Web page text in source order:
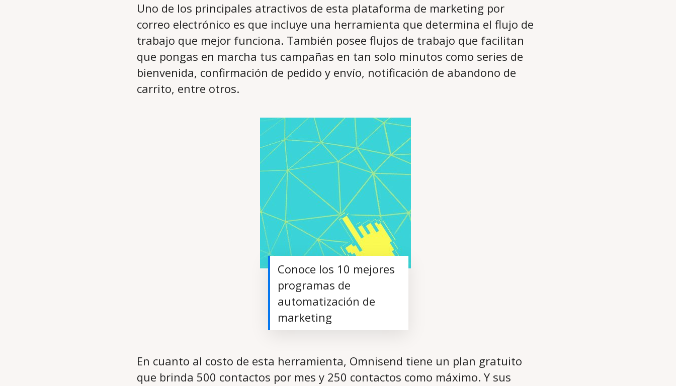
Uno de los principales atractivos de esta plataforma de marketing por
correo electrónico es que incluye una herramienta que determina el flujo de
trabajo que mejor funciona. También posee flujos de trabajo que facilitan
que pongas en marcha tus campañas en tan solo minutos como series de
bienvenida, confirmación de pedido y envío, notificación de abandono de
carrito, entre otros.
Conoce los 10 mejores
programas de
automatización de
marketing
En cuanto al costo de esta herramienta, Omnisend tiene un plan gratuito
que brinda 500 contactos por mes y 250 contactos como máximo. Y sus